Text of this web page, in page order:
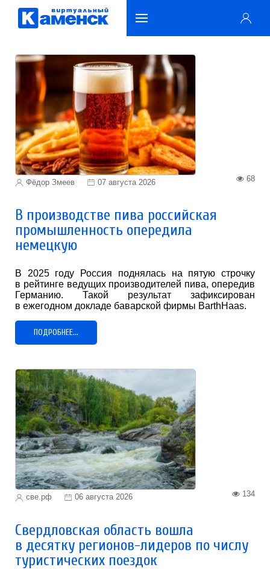
Фёдор Змеев 07 августа 2026 68
В производстве пива российская
промышленность опередила
немецкую
В 2025 году Россия поднялась на пятую строчку
в рейтинге ведущих производителей пива, опередив
Германию. Такой результат зафиксирован
в ежегодном докладе баварской фирмы BarthHaas.
ПОДРОБНЕЕ...
све.рф 06 августа 2026 134
Свердловская область вошла
в десятку регионов-лидеров по числу
туристических поездок